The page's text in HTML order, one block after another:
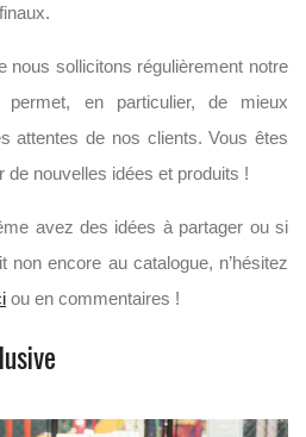
nous sollicitons régulièrement notre
permet, en particulier, de mieux
attentes de nos clients. Vous êtes
de nouvelles idées et produits !
avez des idées à partager ou si
encore au catalogue, n’hésitez
ou en commentaires !